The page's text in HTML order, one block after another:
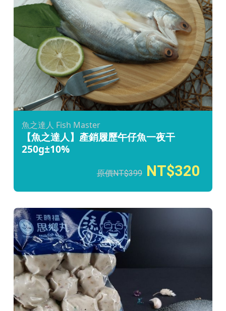
魚之達人 Fish Master
【魚之達人】產銷履歷午仔魚一夜干
250g±10%
399 320